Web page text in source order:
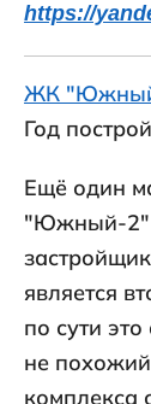
https://
ЖК
Год
Ещё один
"Южный-2"
является
по сути
не
комплекса